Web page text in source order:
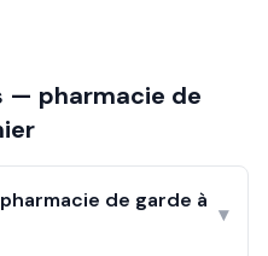
— pharmacie de
de garde à
▾